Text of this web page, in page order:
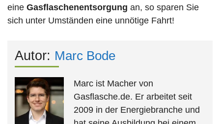
eine Gasflaschenentsorgung an, so sparen Sie
sich unter Umständen eine unnötige Fahrt!
Autor: Marc Bode
Marc ist Macher von
Gasflasche.de. Er arbeitet seit
2009 in der Energiebranche und